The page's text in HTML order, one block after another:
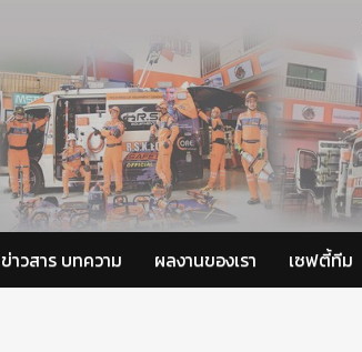
ข่าวสาร บทความ ผลงานของเรา เซฟตี้ทีม